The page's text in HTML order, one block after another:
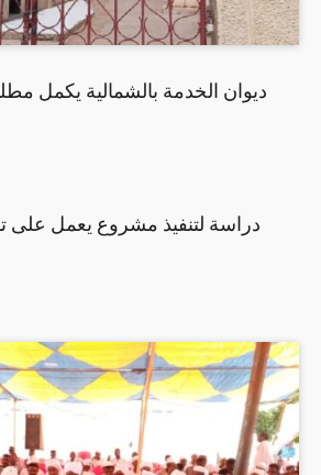
ديوان الخدمة بالشمالية يكمل
دراسة لتنفيذ مشروع يعمل على